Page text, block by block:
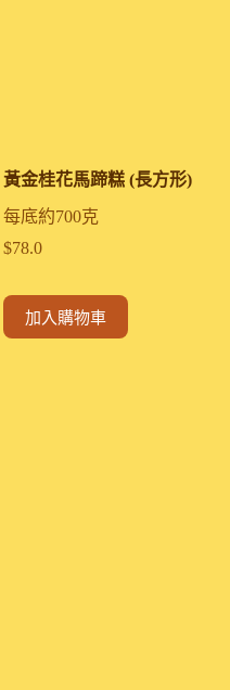
黃金桂花馬蹄糕 (長方形)
每底約700克
$78.0
加入購物車